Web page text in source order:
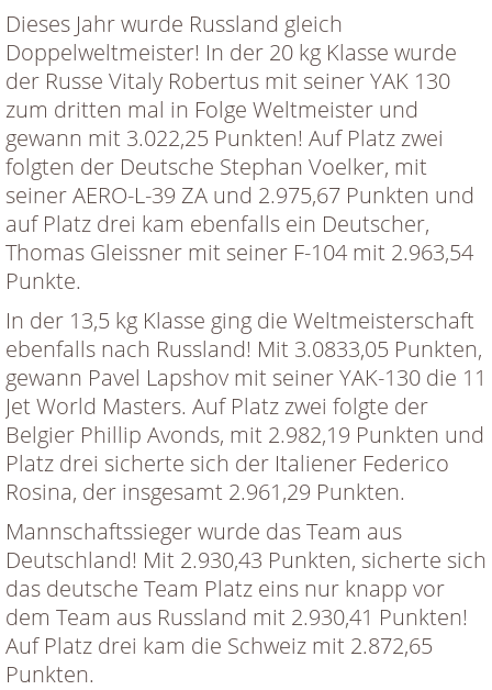
Dieses Jahr wurde Russland gleich
Doppelweltmeister! In der 20 kg Klasse wurde
der Russe Vitaly Robertus mit seiner YAK 130
zum dritten mal in Folge Weltmeister und
gewann mit 3.022,25 Punkten! Auf Platz zwei
folgten der Deutsche Stephan Voelker, mit
seiner AERO-L-39 ZA und 2.975,67 Punkten und
auf Platz drei kam ebenfalls ein Deutscher,
Thomas Gleissner mit seiner F-104 mit 2.963,54
Punkte.
In der 13,5 kg Klasse ging die Weltmeisterschaft
ebenfalls nach Russland! Mit 3.0833,05 Punkten,
gewann Pavel Lapshov mit seiner YAK-130 die 11
Jet World Masters. Auf Platz zwei folgte der
Belgier Phillip Avonds, mit 2.982,19 Punkten und
Platz drei sicherte sich der Italiener Federico
Rosina, der insgesamt 2.961,29 Punkten.
Mannschaftssieger wurde das Team aus
Deutschland! Mit 2.930,43 Punkten, sicherte sich
das deutsche Team Platz eins nur knapp vor
dem Team aus Russland mit 2.930,41 Punkten!
Auf Platz drei kam die Schweiz mit 2.872,65
Punkten.